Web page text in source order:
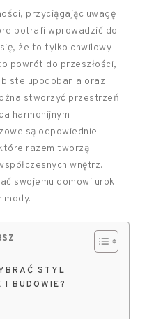
przyciągając uwagę
potrafi wprowadzić do
że to tylko chwilowy
powrót do przeszłości,
upodobania oraz
stworzyć przestrzeń
harmonijnym
są odpowiednie
razem tworzą
wnętrz.
swojemu domowi urok
STYL
I BUDOWIE?